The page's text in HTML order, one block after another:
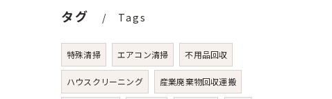
タグ Tags
特殊清掃 エアコン清掃 不用品回収
ハウスクリーニング 産業廃棄物回収運搬